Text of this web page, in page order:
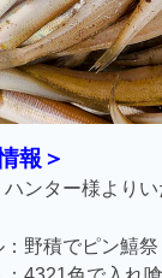
報＞
ハンター様より
：野積でピン鱚祭